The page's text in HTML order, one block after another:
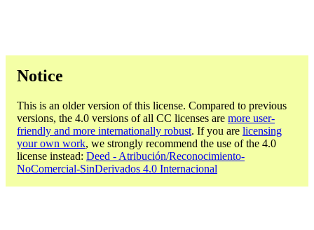
Notice
This is an older version of this license. Compared to previous
versions, the 4.0 versions of all CC licenses are more user-
friendly and more internationally robust. If you are licensing
your own work, we strongly recommend the use of the 4.0
license instead: Deed - Atribución/Reconocimiento-
NoComercial-SinDerivados 4.0 Internacional